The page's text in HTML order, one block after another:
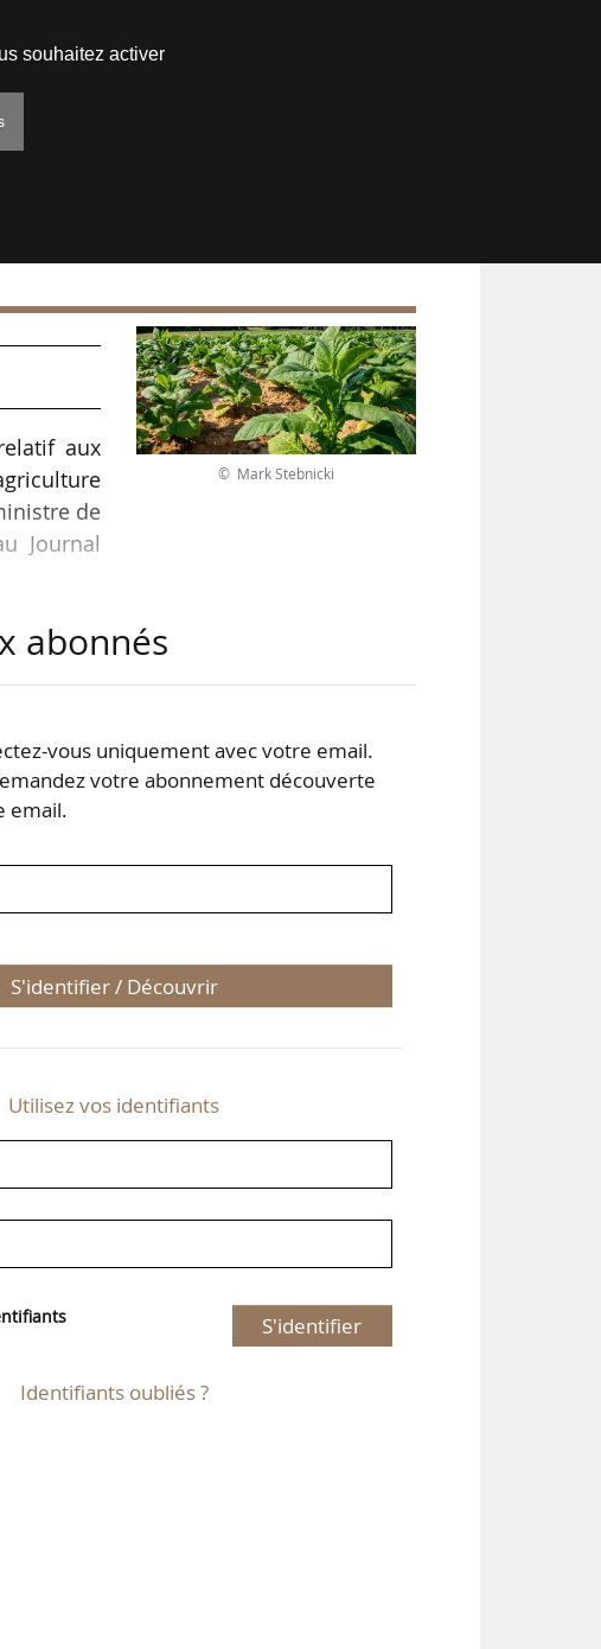
aux
de
Journal
2021 du
et
© Mark Stebnicki
abonnés
vous uniquement avec votre email.
votre abonnement découverte
email.
S'identifier / Découvrir
Utilisez vos identifiants
S'identifier
Identifiants oubliés ?
souhaitez activer